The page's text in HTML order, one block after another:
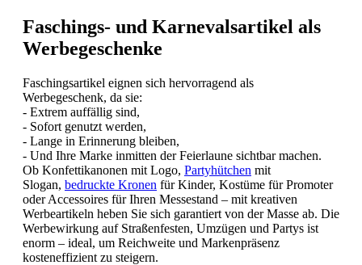
Faschings- und Karnevalsartikel als
Werbegeschenke
Faschingsartikel eignen sich hervorragend als
Werbegeschenk, da sie:
- Extrem auffällig sind,
- Sofort genutzt werden,
- Lange in Erinnerung bleiben,
- Und Ihre Marke inmitten der Feierlaune sichtbar machen.
Ob Konfettikanonen mit Logo, Partyhütchen mit
Slogan, bedruckte Kronen für Kinder, Kostüme für Promoter
oder Accessoires für Ihren Messestand – mit kreativen
Werbeartikeln heben Sie sich garantiert von der Masse ab. Die
Werbewirkung auf Straßenfesten, Umzügen und Partys ist
enorm – ideal, um Reichweite und Markenpräsenz
kosteneffizient zu steigern.